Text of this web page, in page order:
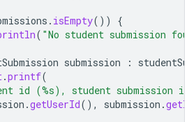
. isEmpty())
{
( "No student submission
submission :
.printf(
id (%s), student submission id
.getUserId(), submission .getId